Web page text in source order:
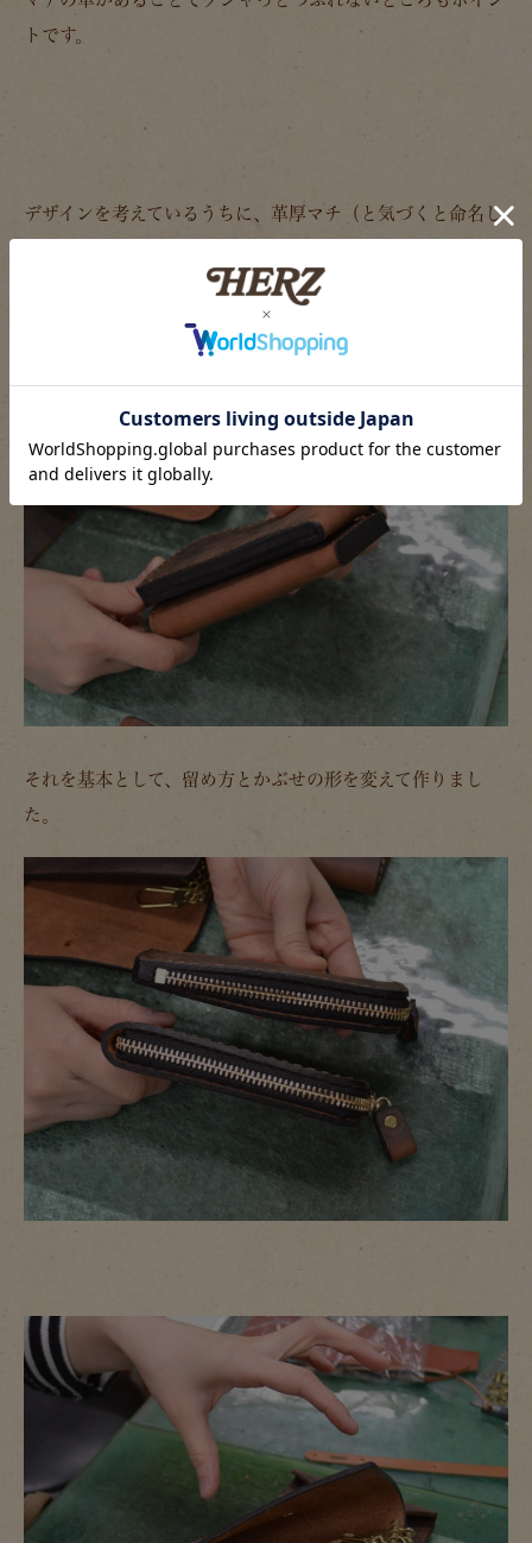
トです。
デザインを考えているうちに、革厚マチ（と気づくと命名し
横につけるタイプと下につけるタイプとができると思いつ
それを基本として、留め方とかぶせの形を変えて作りまし
た。